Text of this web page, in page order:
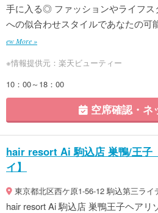
手に入る◎ ファッションやライフス
への似合わせスタイルであなたの可
ew More »
※情報提供元：楽天ビューティー
10：00～18：00
空席確認・ネ
hair resort Ai 駒込店 巣鴨/王子
イ】
東京都北区西ケ原1-56-12 駒込第三ライ
hair resort Ai 駒込店 巣鴨王子ヘア